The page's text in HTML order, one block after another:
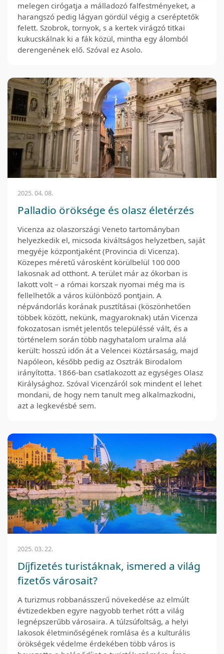
melegen cirógatja a málladozó falfestményeket, a
harangszó pedig lágyan gördül végig a cseréptetők
felett. Szobrok, tornyok, s a kertek virágzó titkai
kukucskálnak ki a fák közül, mintha egy álomból
derengenének elő. Szóval ez Asolo.
2025. 04. 08.
Palladio öröksége és olasz életérzés
Vicenza az olaszországi Veneto tartományban
helyezkedik el, micsoda kiváltságos helyzetben, saját
megyéje központjaként (Provincia di Vicenza).
Közepes méretű városként körülbelül 100 000
lakosnak ad otthont. A terület már az ókorban is
lakott volt – a római korszak nyomai még ma is
fellelhetők a város különböző pontjain. A
népvándorlás korának pusztításai (köszönhetően
többek között, nekünk, magyaroknak) után Vicenza
fokozatosan ismét jelentős településsé vált, és a
történelem során több nagyhatalom uralma alá
került: hosszú időn át a Velencei Köztársaság, majd
Napóleon, később pedig az Osztrák Birodalom
irányította. 1866-ban csatlakozott az egységes Olasz
Királysághoz. Szóval Vicenzáról sok mindent el lehet
mondani, de hogy nem tanult meg alkalmazkodni,
azt a legkevésbé sem.
2025. 03. 22.
Díjfizetés turistáknak, ismered a világ
fizetős városait?
A turizmus robbanásszerű növekedése az elmúlt
évtizedekben egyre nagyobb terhet rótt a világ
legnépszerűbb városaira. A túlzsúfoltság, a helyi
lakosok életminőségének romlása és a kulturális
örökségek védelme érdekében több város is